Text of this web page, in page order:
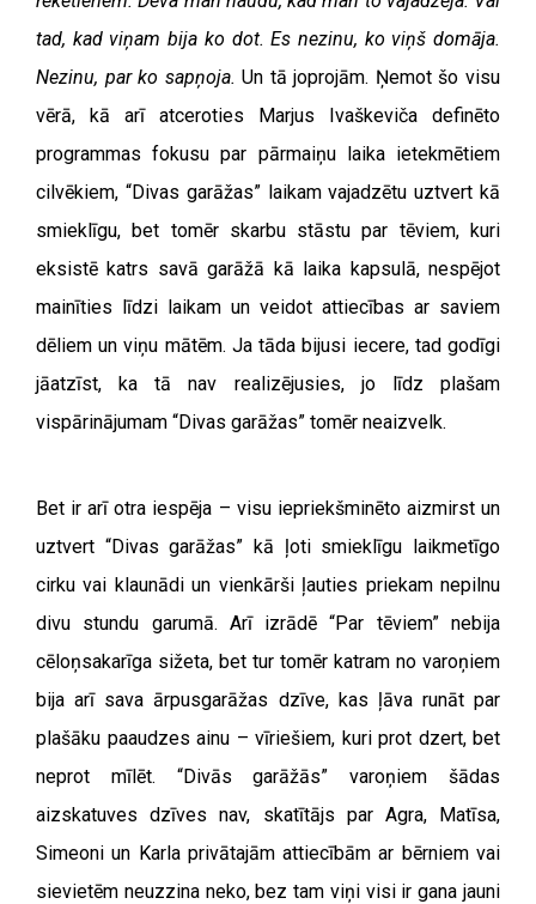
tad, kad viņam bija ko dot. Es nezinu, ko viņš domāja.
Nezinu, par ko sapņoja.Un tā joprojām. Ņemot šo visu
vērā, kā arī atceroties Marjus Ivaškeviča definēto
programmas fokusu par pārmaiņu laika ietekmētiem
cilvēkiem, “Divas garāžas” laikam vajadzētu uztvert kā
smieklīgu, bet tomēr skarbu stāstu par tēviem, kuri
eksistē katrs savā garāžā kā laika kapsulā, nespējot
mainīties līdzi laikam un veidot attiecības ar saviem
dēliem un viņu mātēm. Ja tāda bijusi iecere, tad godīgi
jāatzīst, ka tā nav realizējusies, jo līdz plašam
vispārinājumam “Divas garāžas” tomēr neaizvelk.
Bet ir arī otra iespēja – visu iepriekšminēto aizmirst un
uztvert “Divas garāžas” kā ļoti smieklīgu laikmetīgo
cirku vai klaunādi un vienkārši ļauties priekam nepilnu
divu stundu garumā. Arī izrādē “Par tēviem” nebija
cēloņsakarīga sižeta, bet tur tomēr katram no varoņiem
bija arī sava ārpusgarāžas dzīve, kas ļāva runāt par
plašāku paaudzes ainu – vīriešiem, kuri prot dzert, bet
neprot mīlēt. “Divās garāžās” varoņiem šādas
aizskatuves dzīves nav, skatītājs par Agra, Matīsa,
Simeoni un Karla privātajām attiecībām ar bērniem vai
sievietēm neuzzina neko, bez tam viņi visi ir gana jauni